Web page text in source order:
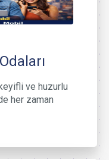
ve huzurlu
her zaman